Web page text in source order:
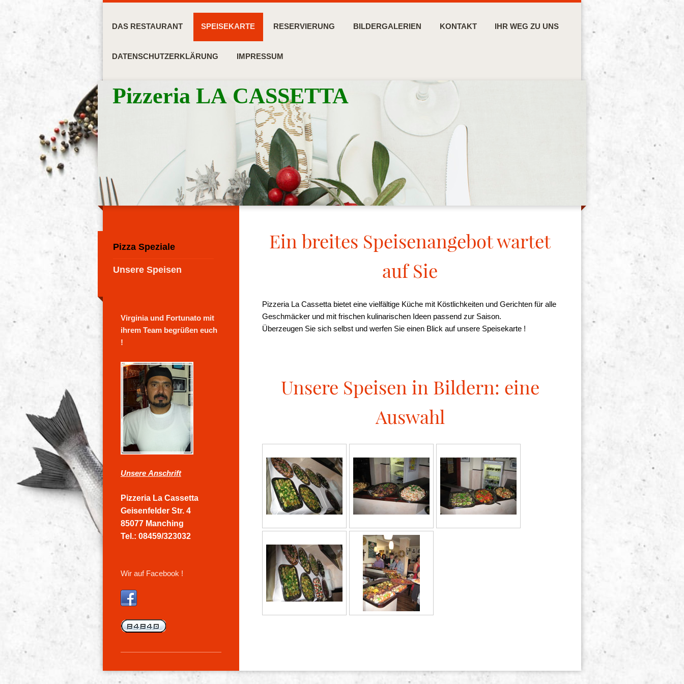
DAS RESTAURANT SPEISEKARTE RESERVIERUNG BILDERGALERIEN KONTAKT IHR WEG ZU UNS
DATENSCHUTZERKLÄRUNG IMPRESSUM
Pizzeria LA CASSETTA
Ein breites Speisenangebot wartet
auf Sie
Pizzeria La Cassetta bietet eine vielfältige Küche mit Köstlichkeiten und Gerichten für alle
Geschmäcker und mit frischen kulinarischen Ideen passend zur Saison.
Überzeugen Sie sich selbst und werfen Sie einen Blick auf unsere Speisekarte !
Unsere Speisen in Bildern: eine
Auswahl
Pizza Speziale
Unsere Speisen
Virginia und Fortunato mit
ihrem Team begrüßen euch
!
Unsere Anschrift
Pizzeria La Cassetta
Geisenfelder Str. 4
85077 Manching
Tel.: 08459/323032
Wir auf Facebook !